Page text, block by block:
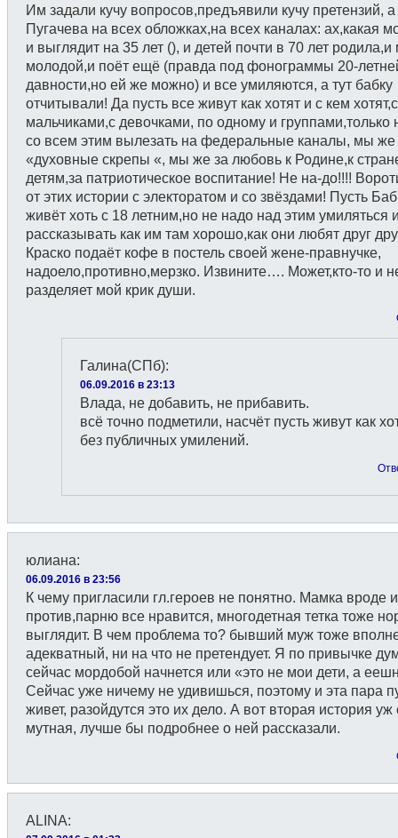
Им задали кучу вопросов,предъявили кучу претензий, а
Пугачева на всех обложках,на всех каналах: ах,какая
и выглядит на 35 лет (), и детей почти в 70 лет
молодой,и поёт ещё (правда под фонограммы 20-
давности,но ей же можно) и все умиляются, а тут бабку
отчитывали! Да пусть все живут как хотят и с кем хотят,с
мальчиками,с девочками, по одному и группами,только
со всем этим вылезать на федеральные каналы, мы же
«духовные скрепы «, мы же за любовь к Родине,к
детям,за патриотическое воспитание! Не на-до!!!!
от этих истории с электоратом и со звёздами! Пусть
живёт хоть с 18 летним,но не надо над этим умиляться
рассказывать как им там хорошо,как они любят друг
Краско подаёт кофе в постель своей жене-правнучке,
надоело,противно,мерзко. Извините…. Может,кто-то и
разделяет мой крик души.
Галина(СПб):
06.09.2016 в 23:13
Влада, не добавить, не прибавить.
всё точно подметили, насчёт пусть живут как
без публичных умилений.
юлиана:
06.09.2016 в 23:56
К чему пригласили гл.героев не понятно. Мамка вроде
против,парню все нравится, многодетная тетка тоже
выглядит. В чем проблема то? бывший муж тоже
адекватный, ни на что не претендует. Я по привычке
сейчас мордобой начнется или «это не мои дети, а
Сейчас уже ничему не удивишься, поэтому и эта пара
живет, разойдутся это их дело. А вот вторая история уж
мутная, лучше бы подробнее о ней рассказали.
ALINA: